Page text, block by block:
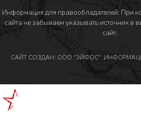
Информация для правообладателей. При
сайта не забываем указывать источник в
сайт.
САЙТ СОЗДАН: ООО "ЭЙФОС".